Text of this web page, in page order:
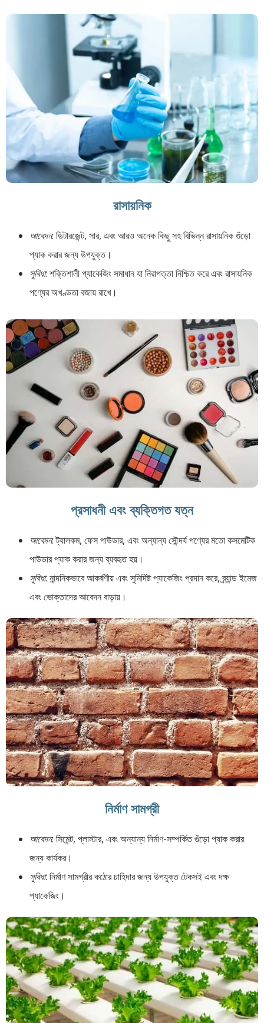
রাসায়নিক
আবেদন: ডিটারজেন্ট, সার, এবং আরও অনেক কিছু সহ বিভিন্ন রাসায়নিক গুঁড়ো
প্যাক করার জন্য উপযুক্ত।
সুবিধা: শক্তিশালী প্যাকেজিং সমাধান যা নিরাপত্তা নিশ্চিত করে এবং রাসায়নিক
পণ্যের অখণ্ডতা বজায় রাখে।
প্রসাধনী এবং ব্যক্তিগত যত্ন
আবেদন: ট্যালকম, ফেস পাউডার, এবং অন্যান্য সৌন্দর্য পণ্যের মতো কসমেটিক
পাউডার প্যাক করার জন্য ব্যবহৃত হয়।
সুবিধা: নান্দনিকভাবে আকর্ষণীয় এবং সুনির্দিষ্ট প্যাকেজিং প্রদান করে, ব্র্যান্ড ইমেজ
এবং ভোক্তাদের আবেদন বাড়ায়।
নির্মাণ সামগ্রী
আবেদন: সিমেন্ট, প্লাস্টার, এবং অন্যান্য নির্মাণ-সম্পর্কিত গুঁড়ো প্যাক করার
জন্য কার্যকর।
সুবিধা: নির্মাণ সামগ্রীর কঠোর চাহিদার জন্য উপযুক্ত টেকসই এবং দক্ষ
প্যাকেজিং।